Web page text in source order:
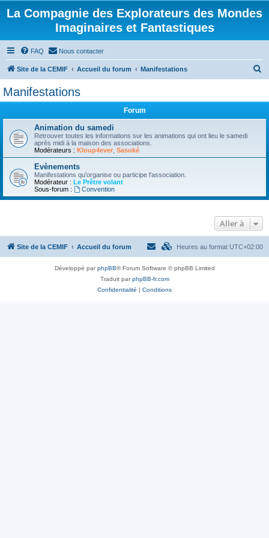
La Compagnie des Explorateurs des Mondes
Imaginaires et Fantastiques
FAQ Nous contacter
Site de la CEMIF Accueil du forum Manifestations
r
Manifestations
Forum
Animation du samedi
Retrouver toutes les informations sur les animations qui ont lieu le samedi
après midi à la maison des associations.
Modérateurs : Kloup4ever Sasuké
Evènements
Manifestations qu'organise ou participe l'association.
Modérateur : Le Prêtre volant
Sous-forum :
Convention
Aller à
Site de la CEMIF Accueil du forum Heures au format UTC+02:00
Développé parphpBB® Forum Software © phpBB Limited
Traduit parphpBB-fr.com
Confidentialité | Conditions